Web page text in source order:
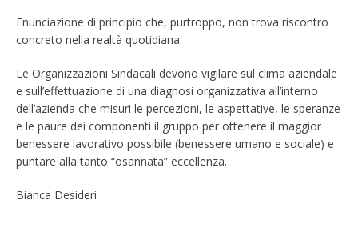
Enunciazione di principio che, purtroppo, non trova riscontro
concreto nella realtà quotidiana.
Le Organizzazioni Sindacali devono vigilare sul clima aziendale
e sull’effettuazione di una diagnosi organizzativa all’interno
dell’azienda che misuri le percezioni, le aspettative, le speranze
e le paure dei componenti il gruppo per ottenere il maggior
benessere lavorativo possibile (benessere umano e sociale) e
puntare alla tanto “osannata” eccellenza.
Bianca Desideri